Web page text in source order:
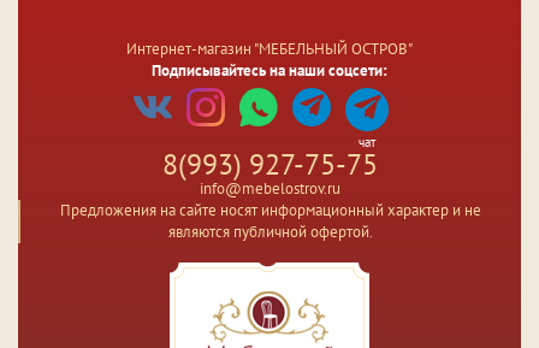
Интернет-магазин "МЕБЕЛЬНЫЙ ОСТРОВ"
Подписывайтесь на наши соцсети:
чат
8(993) 927-75-75
info@mebelostrov.ru
Предложения на сайте носят информационный характер и не
являются публичной офертой.